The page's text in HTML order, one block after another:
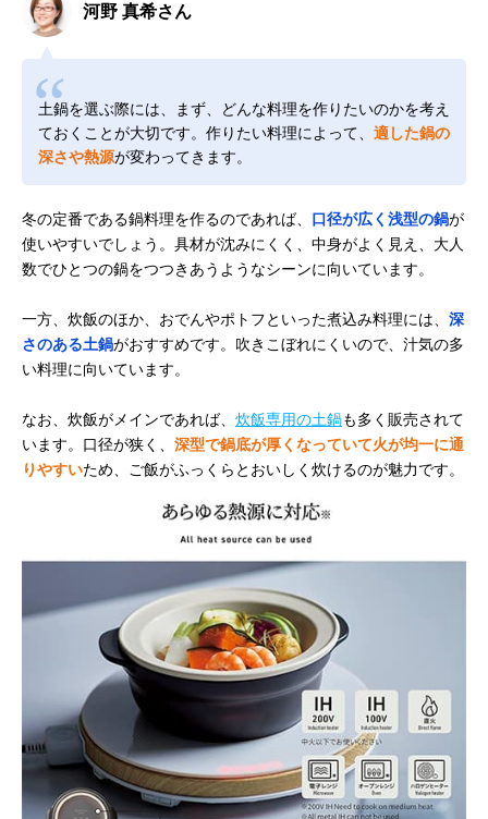
河野 真希さん
土鍋を選ぶ際には、まず、どんな料理を作りたいのかを考え
ておくことが大切です。作りたい料理によって、 適した鍋の
深さや熱源が変わってきます。
冬の定番である鍋料理を作るのであれば、 口径が広く浅型の鍋が
使いやすいでしょう。具材が沈みにくく、中身がよく見え、大人
数でひとつの鍋をつつきあうようなシーンに向いています。
一方、炊飯のほか、おでんやポトフといった煮込み料理には、 深
さのある土鍋がおすすめです。吹きこぼれにくいので、汁気の多
い料理に向いています。
なお、炊飯がメインであれば、 炊飯専用の土鍋も多く販売されて
います。口径が狭く、 深型で鍋底が厚くなっていて火が均一に通
りやすいため、ご飯がふっくらとおいしく炊けるのが魅力です。